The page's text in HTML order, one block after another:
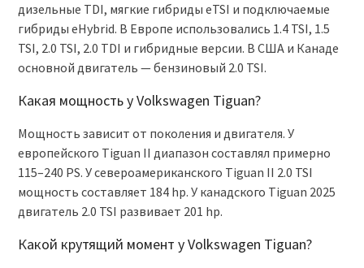
дизельные TDI, мягкие гибриды eTSI и подключаемые
гибриды eHybrid. В Европе использовались 1.4 TSI, 1.5
TSI, 2.0 TSI, 2.0 TDI и гибридные версии. В США и Канаде
основной двигатель — бензиновый 2.0 TSI.
Какая мощность у Volkswagen Tiguan?
Мощность зависит от поколения и двигателя. У
европейского Tiguan II диапазон составлял примерно
115–240 PS. У североамериканского Tiguan II 2.0 TSI
мощность составляет 184 hp. У канадского Tiguan 2025
двигатель 2.0 TSI развивает 201 hp.
Какой крутящий момент у Volkswagen Tiguan?